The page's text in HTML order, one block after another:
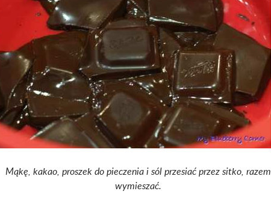
Mąkę, kakao, proszek do pieczenia i sól przesiać przez sitko, razem
wymieszać.